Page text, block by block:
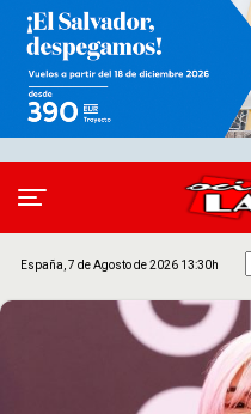
España, 7 de Agosto de 2026 13:30h